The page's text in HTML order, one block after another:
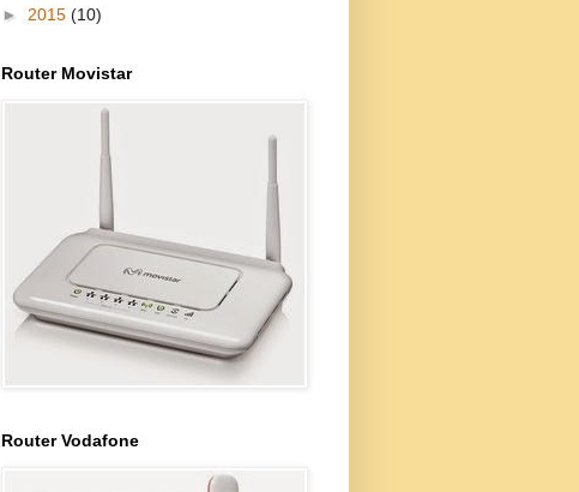
► 2015 (10)
Router Movistar
Router Vodafone